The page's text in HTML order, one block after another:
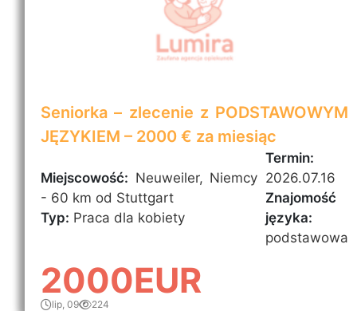
Seniorka – zlecenie z PODSTAWOWYM
JĘZYKIEM – 2000 € za miesiąc
Miejscowość: Neuweiler, Niemcy
- 60 km od Stuttgart
Typ: Praca dla kobiety
Termin:
2026.07.16
Znajomość
języka:
podstawowa
2000EUR
lip, 09 224